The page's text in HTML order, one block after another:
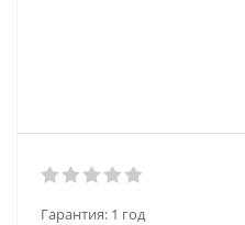
Гарантия: 1 год